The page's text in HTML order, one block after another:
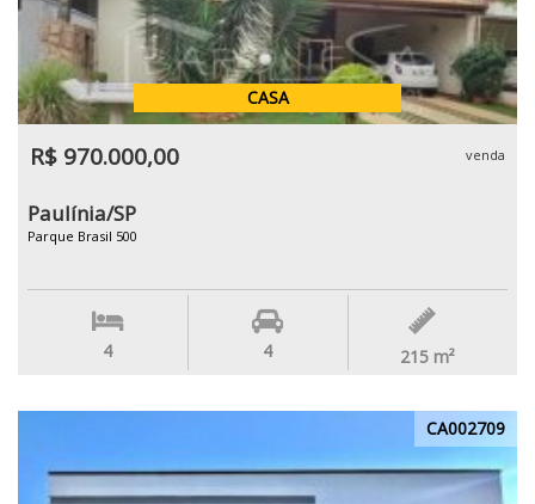
CASA
R$ 970.000,00 venda
Paulínia/SP
Parque Brasil 500
4 4 215 m²
CA002709